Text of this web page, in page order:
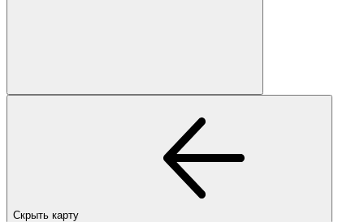
Скрыть карту